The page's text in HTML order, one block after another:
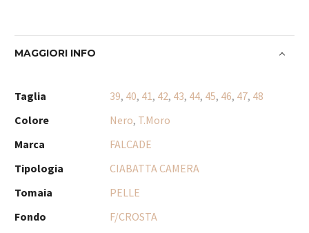
MAGGIORI INFO
Taglia 39, 40, 41, 42, 43, 44, 45, 46, 47, 48
Colore
Nero, T.Moro
Marca
FALCADE
Tipologia
CIABATTA CAMERA
Tomaia
PELLE
Fondo
F/CROSTA